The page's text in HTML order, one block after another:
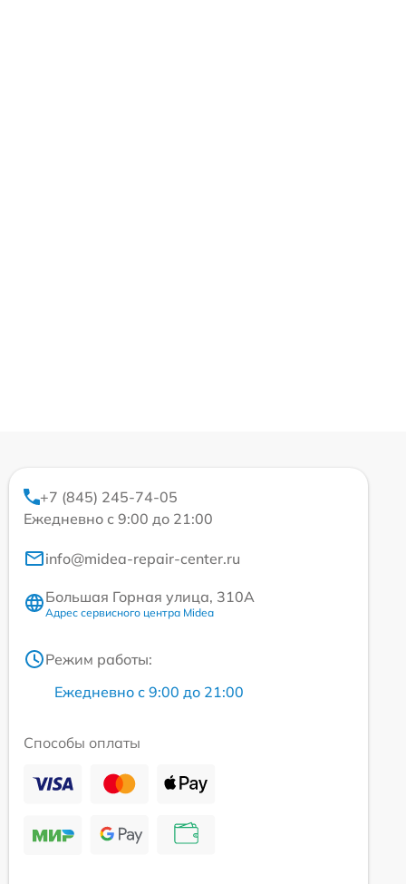
+7 (845) 245-74-05
Ежедневно с 9:00 до 21:00
info@midea-repair-center.ru
Большая Горная улица, 310А
Адрес сервисного центра Midea
Режим работы:
Ежедневно с 9:00 до 21:00
Способы оплаты